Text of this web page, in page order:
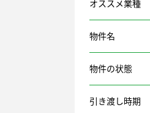
オススメ業種
物件名
物件の状態
引き渡し時期